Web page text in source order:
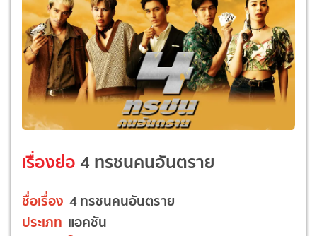
เรื่องย่อ 4 ทรชนคนอันตราย
ชื่อเรื่อง 4 ทรชนคนอันตราย
ประเภท แอคชัน